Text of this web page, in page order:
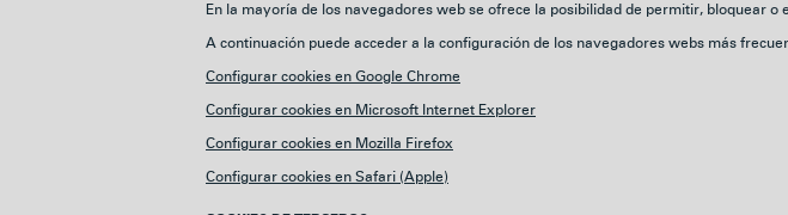
En la mayoría de los navegadores web se ofrece la posibilidad de permitir, bloquear o
A continuación puede acceder a la configuración de los navegadores webs más
Configurar cookies en Google Chrome
Configurar cookies en Microsoft Internet Explorer
Configurar cookies en Mozilla Firefox
Configurar cookies en Safari (Apple)